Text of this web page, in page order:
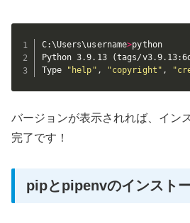
C:\Users\username>python
Python 3.9.13
(tags/
Type
"help" , "copyright" ,
バージョンが表示されれば、イン
完了です！
pipとpipenvのインスト